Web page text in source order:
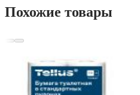
Похожие товары